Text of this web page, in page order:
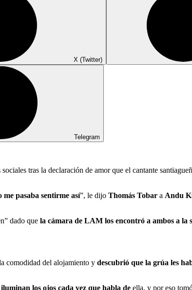
X (Twitter)
Telegram
sociales tras la declaración de amor que el cantante
pasaba sentirme así”, le dijo Thomás Tobar a Andu
dado que la cámara de LAM los encontró a ambos a la
comodidad del alojamiento y descubrió que la grúa les
iluminan los ojos cada vez que habla de ella, y por eso